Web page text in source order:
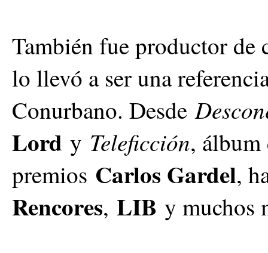
También fue productor de
lo llevó a ser una
Conurbano. Desde
Lord y Teleficción,
premios Carlos Gardel,
Rencores, LIB y muchos